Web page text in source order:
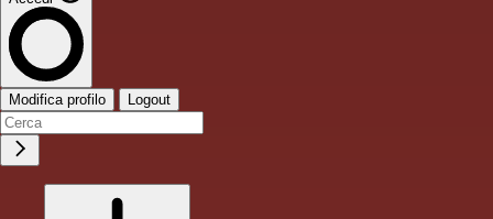
Modifica profilo Logout